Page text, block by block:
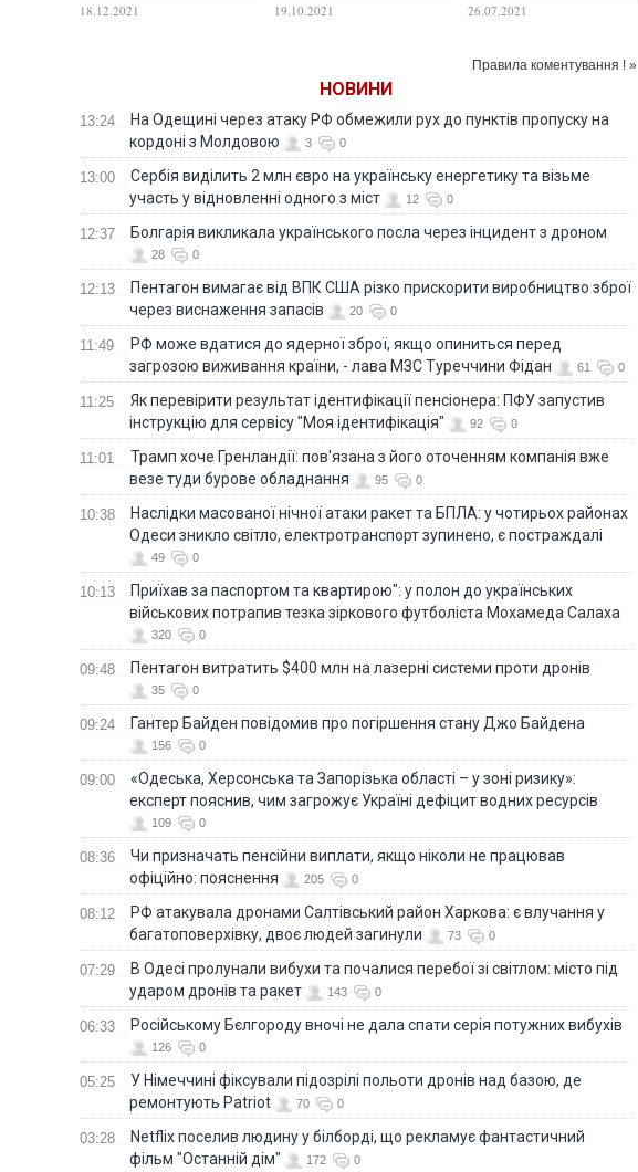
контактної групи
18.12.2021
Верде
19.10.2021
бойовиків — штаб ООС
26.07.2021
Правила коментування ! »
НОВИНИ
13:24
На Одещині через атаку РФ обмежили рух до пунктів пропуску на
кордоні з Молдовою
3 0
13:00
Сербія виділить 2 млн євро на українську енергетику та візьме
участь у відновленні одного з міст
12 0
12:37 Болгарія викликала українського посла через інцидент з дроном
28 0
12:13
Пентагон вимагає від ВПК США різко прискорити виробництво зброї
через виснаження запасів
20 0
11:49
РФ може вдатися до ядерної зброї, якщо опиниться перед
загрозою виживання країни, - лава МЗС Туреччини Фідан
61 0
11:25
Як перевірити результат ідентифікації пенсіонера: ПФУ запустив
інструкцію для сервісу "Моя ідентифікація"
92 0
11:01
Трамп хоче Гренландії: пов'язана з його оточенням компанія вже
везе туди бурове обладнання
95 0
10:38
Наслідки масованої нічної атаки ракет та БПЛА: у чотирьох районах
Одеси зникло світло, електротранспорт зупинено, є постраждалі
49 0
10:13
Приїхав за паспортом та квартирою": у полон до українських
військових потрапив тезка зіркового футболіста Мохамеда Салаха
320 0
09:48 Пентагон витратить $400 млн на лазерні системи проти дронів
35 0
09:24 Гантер Байден повідомив про погіршення стану Джо Байдена
156 0
09:00
«Одеська, Херсонська та Запорізька області – у зоні ризику»:
експерт пояснив, чим загрожує Україні дефіцит водних ресурсів
109 0
08:36
Чи призначать пенсійни виплати, якщо ніколи не працював
офіційно: пояснення
205 0
08:12
РФ атакувала дронами Салтівський район Харкова: є влучання у
багатоповерхівку, двоє людей загинули
73 0
07:29
В Одесі пролунали вибухи та почалися перебої зі світлом: місто під
ударом дронів та ракет
143 0
06:33 Російському Бєлгороду вночі не дала спати серія потужних вибухів
126 0
05:25
У Німеччині фіксували підозрілі польоти дронів над базою, де
ремонтують Patriot
70 0
03:28
Netflix поселив людину у білборді, що рекламує фантастичний
фільм "Останній дім"
172 0